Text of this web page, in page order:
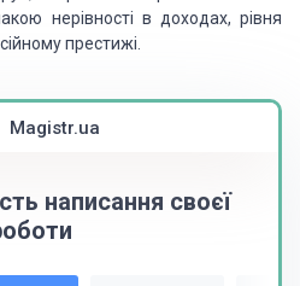
нерівності в доходах, рівня
престижі.
Magistr.ua
написання своєї